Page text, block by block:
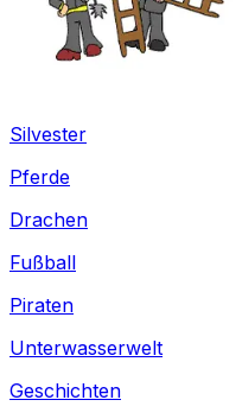
Silvester
Pferde
Drachen
Fußball
Piraten
Unterwasserwelt
Geschichten